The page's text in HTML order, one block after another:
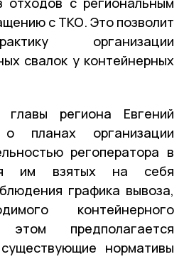
с ТКО. Это позволит
организации
свалок у контейнерных
главы региона Евгений
планах организации
регоператора в
им взятых на себя
графика вывоза,
контейнерного
предполагается
нормативы